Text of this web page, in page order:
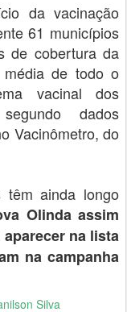
da vacinação
61 municípios
de cobertura da
de todo o
vacinal dos
dados
Vacinômetro, do
têm ainda longo
Olinda assim
na lista
na campanha
Silva